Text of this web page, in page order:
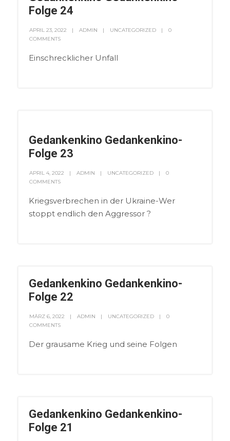
Folge 24
APRIL 23, 2022 ADMIN UNCATEGORIZED
0
COMMENTS
Einschrecklicher Unfall
Gedankenkino Gedankenkino-
Folge 23
APRIL 4, 2022 ADMIN UNCATEGORIZED
0
COMMENTS
Kriegsverbrechen in der Ukraine-Wer
stoppt endlich den Aggressor ?
Gedankenkino Gedankenkino-
Folge 22
MÄRZ 6, 2022 ADMIN UNCATEGORIZED
0
COMMENTS
Der grausame Krieg und seine Folgen
Gedankenkino Gedankenkino-
Folge 21